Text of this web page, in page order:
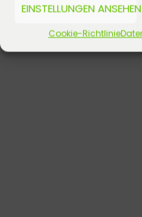
EINSTELLUNGEN ANSEHEN
Cookie-Richtlinie